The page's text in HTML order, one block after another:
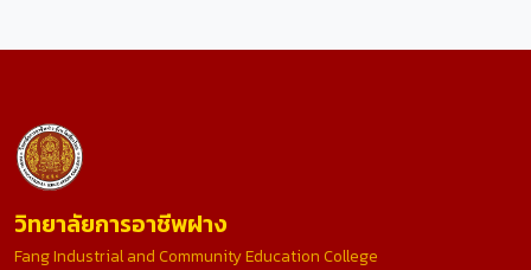
วิทยาลัยการอาชีพฝาง
Fang Industrial and Community Education College